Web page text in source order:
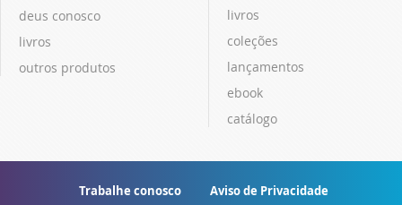
deus conosco
livros
outros produtos
livros
coleções
lançamentos
ebook
catálogo
Trabalhe conosco Aviso de Privacidade